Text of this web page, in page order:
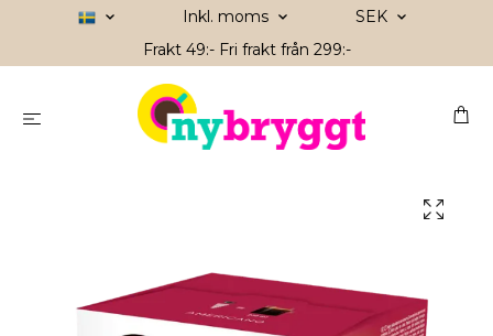
Inkl. moms
SEK
Frakt 49:- Fri frakt från 299:-